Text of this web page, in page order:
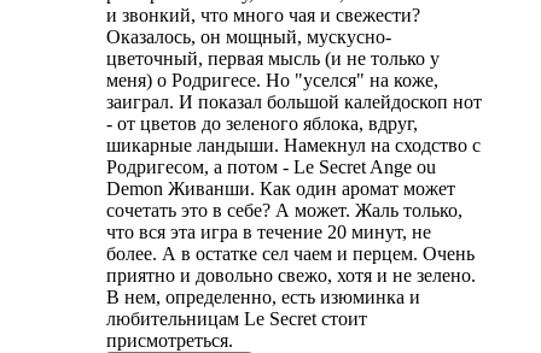
и звонкий, что много чая и свежести?
Оказалось, он мощный, мускусно-
цветочный, первая мысль (и не только у
меня) о Родригесе. Но "уселся" на коже,
заиграл. И показал большой калейдоскоп нот
- от цветов до зеленого яблока, вдруг,
шикарные ландыши. Намекнул на сходство с
Родригесом, а потом - Le Secret Ange ou
Demon Живанши. Как один аромат может
сочетать это в себе? А может. Жаль только,
что вся эта игра в течение 20 минут, не
более. А в остатке сел чаем и перцем. Очень
приятно и довольно свежо, хотя и не зелено.
В нем, определенно, есть изюминка и
любительницам Le Secret стоит
присмотреться.